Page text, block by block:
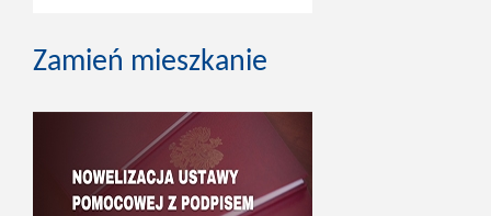
Zamień mieszkanie